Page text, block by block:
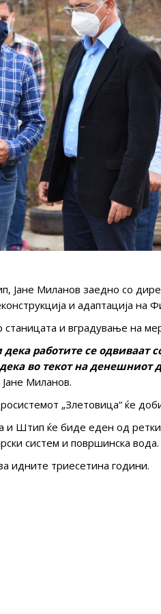
Миланов заедно со
и адаптација на
и вградување на
работите се одвиваат
во текот на денешниот
Миланов.
„Злетовица“ ќе
и Штип ќе биде еден од
систем и површинска вода.
идните триесетина години.